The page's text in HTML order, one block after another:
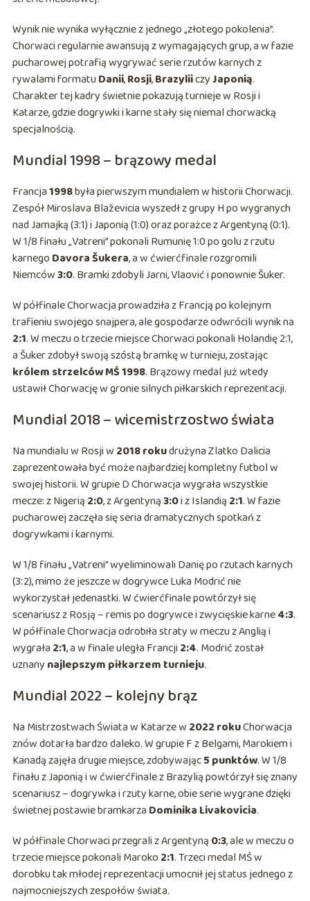
Wynik nie wynika wyłącznie z jednego „złotego pokolenia”.
Chorwaci regularnie awansują z wymagających grup, a w fazie
pucharowej potrafią wygrywać serie rzutów karnych z
rywalami formatuDanii,Rosji,BrazyliiczyJaponią.
Charakter tej kadry świetnie pokazują turnieje w Rosji i
Katarze, gdzie dogrywki i karne stały się niemal chorwacką
specjalnością.
Mundial 1998 – brązowy medal
Francja1998była pierwszym mundialem w historii Chorwacji.
Zespół Miroslava Blaževicia wyszedł z grupy H po wygranych
nad Jamajką (3:1) i Japonią (1:0) oraz porażce z Argentyną (0:1).
W 1/8 finału „Vatreni” pokonali Rumunię 1:0 po golu z rzutu
karnego Davora Šukera, a w ćwierćfinale rozgromili
Niemców3:0. Bramki zdobyli Jarni, Vlaović i ponownie Šuker.
W półfinale Chorwacja prowadziła z Francją po kolejnym
trafieniu swojego snajpera, ale gospodarze odwrócili wynik na
2:1. W meczu o trzecie miejsce Chorwaci pokonali Holandię 2:1,
a Šuker zdobył swoją szóstą bramkę w turnieju, zostając
królem strzelców MŚ 1998. Brązowy medal już wtedy
ustawił Chorwację w gronie silnych piłkarskich reprezentacji.
Mundial 2018 – wicemistrzostwo świata
Na mundialu w Rosji w 2018 rokudrużyna Zlatko Dalicia
zaprezentowała być może najbardziej kompletny futbol w
swojej historii. W grupie D Chorwacja wygrała wszystkie
mecze: z Nigerią 2:0, z Argentyną3:0i z Islandią 2:1. W fazie
pucharowej zaczęła się seria dramatycznych spotkań z
dogrywkami i karnymi.
W 1/8 finału „Vatreni” wyeliminowali Danię po rzutach karnych
(3:2), mimo że jeszcze w dogrywce Luka Modrić nie
wykorzystał jedenastki. W ćwierćfinale powtórzył się
scenariusz z Rosją – remis po dogrywce i zwycięskie karne4:3.
W półfinale Chorwacja odrobiła straty w meczu z Anglią i
wygrała 2:1, a w finale uległa Francji 2:4. Modrić został
uznany najlepszym piłkarzem turnieju.
Mundial 2022 – kolejny brąz
Na Mistrzostwach Świata w Katarze w 2022 rokuChorwacja
znów dotarła bardzo daleko. W grupie F z Belgami, Marokiem i
Kanadą zajęła drugie miejsce, zdobywając5 punktów. W 1/8
finału z Japonią i w ćwierćfinale z Brazylią powtórzył się znany
scenariusz – dogrywka i rzuty karne, obie serie wygrane dzięki
świetnej postawie bramkarza Dominika Livakovicia.
W półfinale Chorwaci przegrali z Argentyną 0:3, ale w meczu o
trzecie miejsce pokonali Maroko 2:1. Trzeci medal MŚ w
dorobku tak młodej reprezentacji umocnił jej status jednego z
najmocniejszych zespołów świata.